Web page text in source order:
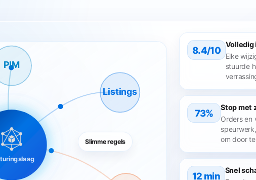
Listings
PIM
Slimme regels
8.4/10
Volledig
Elke
stuurde
73%
Stop met
Orders en
om door
12 min
Snel